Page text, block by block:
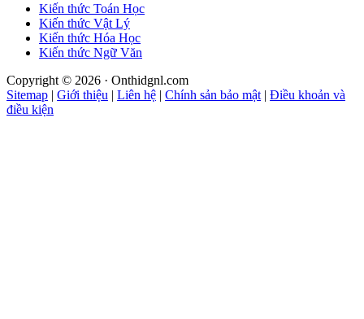
Kiến thức Toán Học
Kiến thức Vật Lý
Kiến thức Hóa Học
Kiến thức Ngữ Văn
Copyright © 2026 · Onthidgnl.com
Sitemap | Giới thiệu | Liên hệ | Chính sản bảo mật | Điều khoản và
điều kiện